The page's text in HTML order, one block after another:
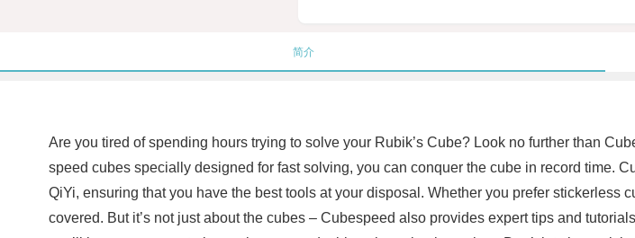
简介
Are you tired of spending hours trying to solve your Rubik’s Cube? Look no further than
speed cubes specially designed for fast solving, you can conquer the cube in record time.
QiYi, ensuring that you have the best tools at your disposal. Whether you prefer
covered. But it’s not just about the cubes – Cubespeed also provides expert tips and